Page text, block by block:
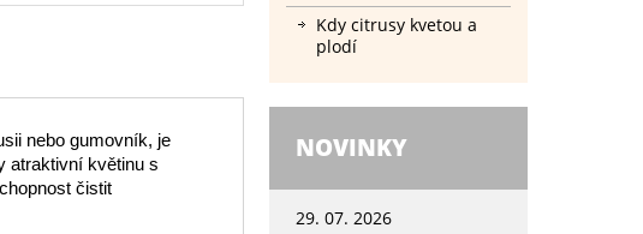
nebo gumovník, je
atraktivní květinu s
čistit
Kdy citrusy kvetou a
plodí
NOVINKY
29. 07. 2026